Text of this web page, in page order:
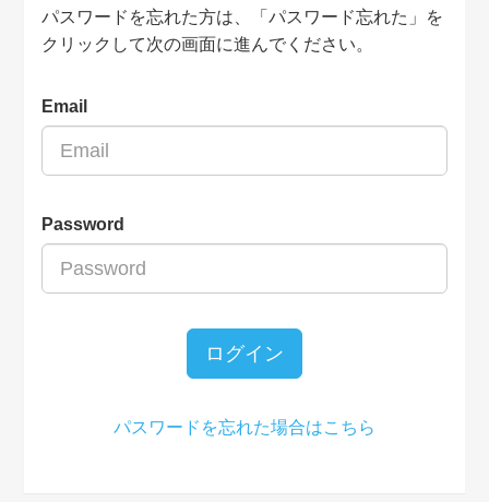
パスワードを忘れた方は、「パスワード忘れた」を
クリックして次の画面に進んでください。
Email
Password
ログイン
パスワードを忘れた場合はこちら